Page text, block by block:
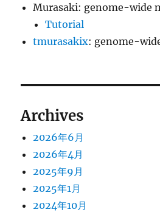
Murasaki: genome-wide
Tutorial
tmurasakix: genome-
Archives
2026年6月
2026年4月
2025年9月
2025年1月
2024年10月